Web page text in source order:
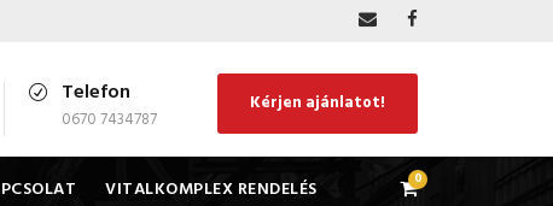
Telefon
0670 7434787
Kérjen ajánlatot!
VITALKOMPLEX RENDELÉS 0